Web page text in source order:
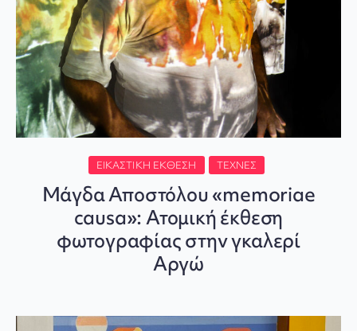
ΕΙΚΑΣΤΙΚΉ ΈΚΘΕΣΗ ΤΈΧΝΕΣ
Μάγδα Αποστόλου «memoriae
causa»: Ατομική έκθεση
φωτογραφίας στην γκαλερί
Αργώ